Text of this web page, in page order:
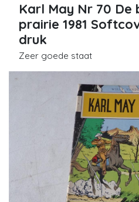
Karl May Nr 70 De
prairie 1981
druk
Zeer goede staat